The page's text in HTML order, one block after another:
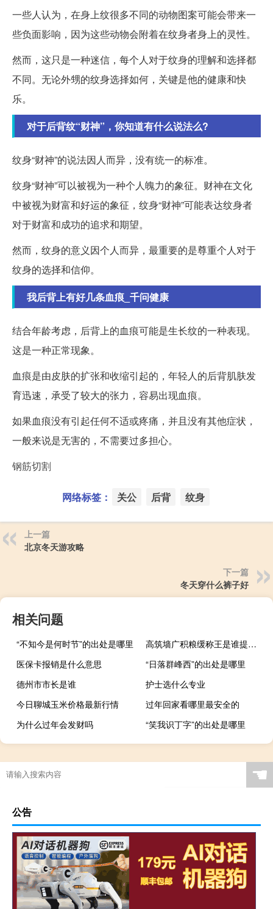
一些人认为，在身上纹很多不同的动物图案可能会带来一
些负面影响，因为这些动物会附着在纹身者身上的灵性。
然而，这只是一种迷信，每个人对于纹身的理解和选择都
不同。无论外甥的纹身选择如何，关键是他的健康和快
乐。
对于后背纹“财神”，你知道有什么说法么?
纹身“财神”的说法因人而异，没有统一的标准。
纹身“财神”可以被视为一种个人魄力的象征。财神在文化
中被视为财富和好运的象征，纹身“财神”可能表达纹身者
对于财富和成功的追求和期望。
然而，纹身的意义因个人而异，最重要的是尊重个人对于
纹身的选择和信仰。
我后背上有好几条血痕_千问健康
结合年龄考虑，后背上的血痕可能是生长纹的一种表现。
这是一种正常现象。
血痕是由皮肤的扩张和收缩引起的，年轻人的后背肌肤发
育迅速，承受了较大的张力，容易出现血痕。
如果血痕没有引起任何不适或疼痛，并且没有其他症状，
一般来说是无害的，不需要过多担心。
钢筋切割
网络标签： 关公 后背 纹身
上一篇
北京冬天游攻略
下一篇
冬天穿什么裤子好
相关问题
“不知今是何时节”的出处是哪里
高筑墙广积粮缓称王是谁提出的
医保卡报销是什么意思
“日落群峰西”的出处是哪里
德州市市长是谁
护士选什么专业
今日聊城玉米价格最新行情
过年回家看哪里最安全的
为什么过年会发财吗
“笑我识丁字”的出处是哪里
☚
公告